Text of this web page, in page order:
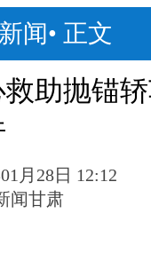
闻• 正文
助抛锚
月28日 12:12
闻甘肃